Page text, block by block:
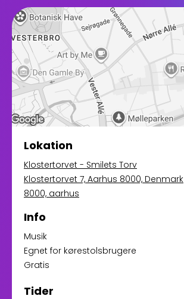
Lokation
Klostertorvet - Smilets Torv
Klostertorvet 7, Aarhus 8000, Denmark
8000, aarhus
Info
Musik
Egnet for kørestolsbrugere
Gratis
Tider